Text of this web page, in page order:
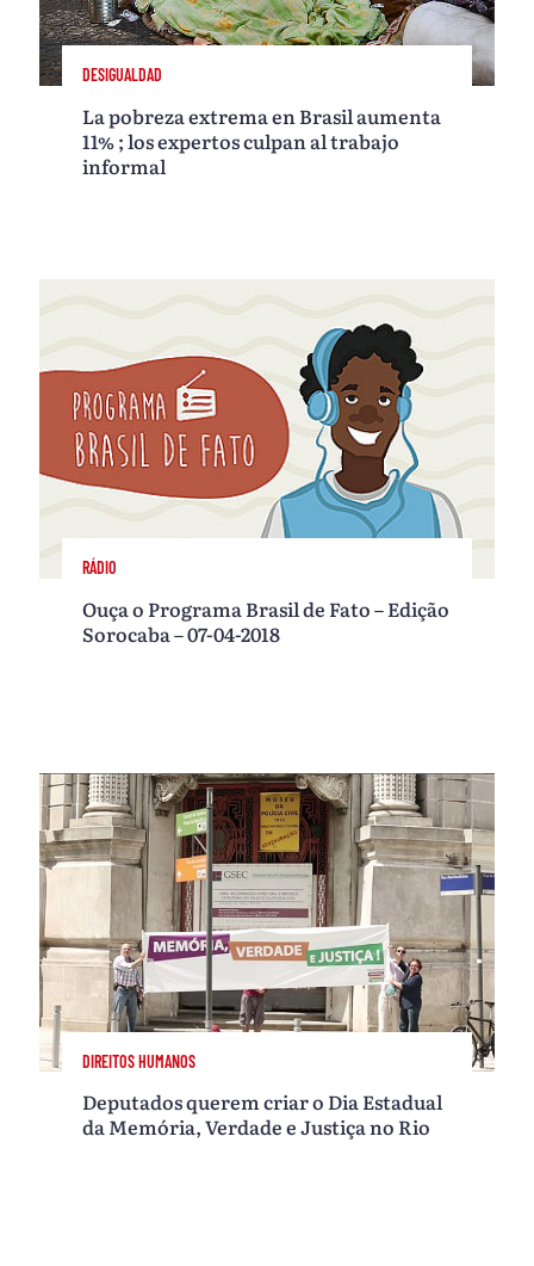
DESIGUALDAD
La pobreza extrema en Brasil aumenta
11% ; los expertos culpan al trabajo
informal
RÁDIO
Ouça o Programa Brasil de Fato – Edição
Sorocaba – 07-04-2018
DIREITOS HUMANOS
Deputados querem criar o Dia Estadual
da Memória, Verdade e Justiça no Rio